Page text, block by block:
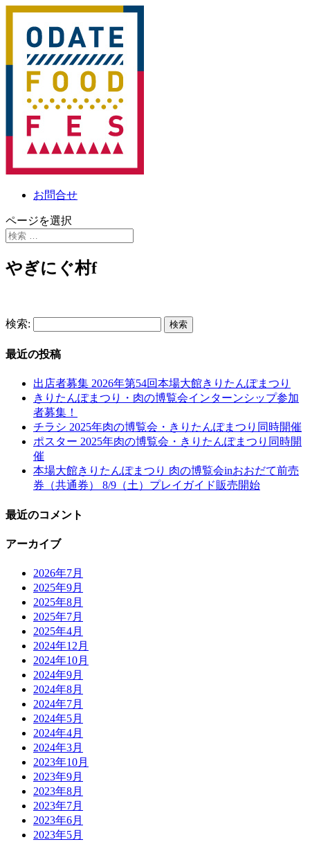
お問合せ
ページを選択
やぎにぐ村f
検索:
最近の投稿
出店者募集 2026年第54回本場大館きりたんぽまつり
きりたんぽまつり・肉の博覧会インターンシップ参加
者募集！
チラシ 2025年肉の博覧会・きりたんぽまつり同時開催
ポスター 2025年肉の博覧会・きりたんぽまつり同時開
催
本場大館きりたんぽまつり 肉の博覧会inおおだて前売
券（共通券） 8/9（土）プレイガイド販売開始
最近のコメント
アーカイブ
2026年7月
2025年9月
2025年8月
2025年7月
2025年4月
2024年12月
2024年10月
2024年9月
2024年8月
2024年7月
2024年5月
2024年4月
2024年3月
2023年10月
2023年9月
2023年8月
2023年7月
2023年6月
2023年5月